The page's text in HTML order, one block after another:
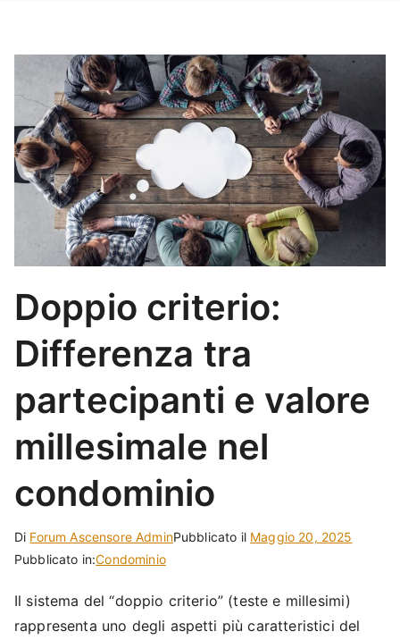
Doppio criterio:
Differenza tra
partecipanti e valore
millesimale nel
condominio
Di Forum Ascensore AdminPubblicato il Maggio 20, 2025
Pubblicato in:Condominio
Il sistema del “doppio criterio” (teste e millesimi)
rappresenta uno degli aspetti più caratteristici del